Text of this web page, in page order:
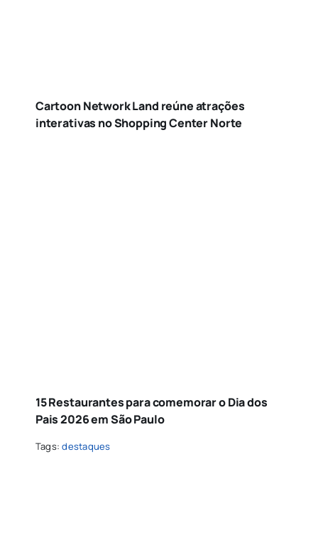
Cartoon Network Land reúne atrações
interativas no Shopping Center Norte
15 Restaurantes para comemorar o Dia dos
Pais 2026 em São Paulo
Tags:destaques